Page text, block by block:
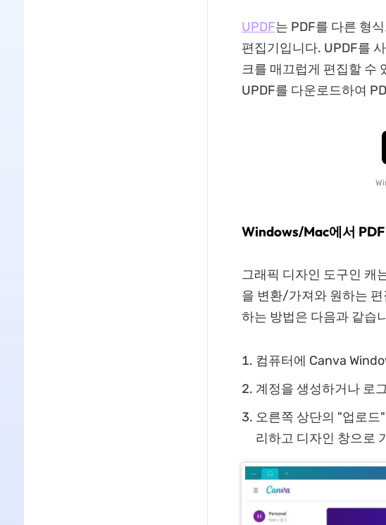
UPDF는 PDF를 다른 형
편집기입니다. UPDF를
크를 매끄럽게 편집할 수
UPDF를 다운로드하여
Windows/Mac에서
그래픽 디자인 도구인 캐
을 변환/가져와 원하는
하는 방법은 다음과 같습
컴퓨터에 Canva
계정을 생성하거나 로
오른쪽 상단의 "업로드
리하고 디자인 창으로